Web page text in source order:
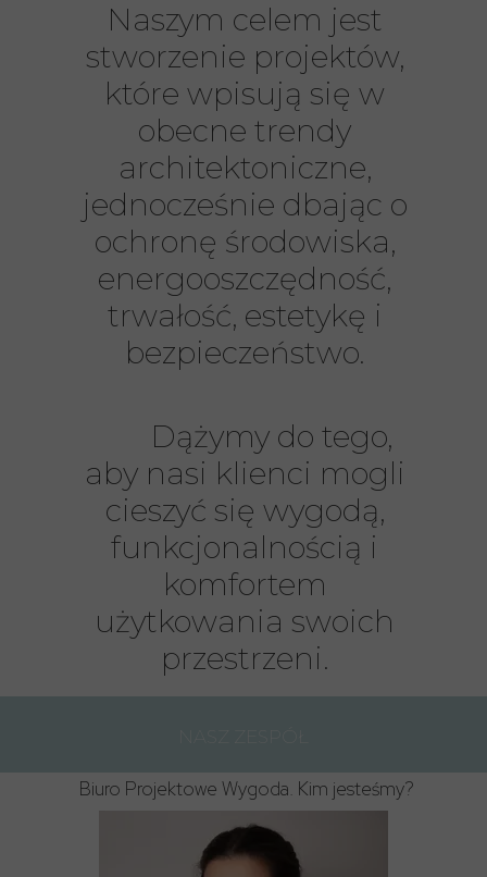
Naszym celem jest
stworzenie projektów,
które wpisują się w
obecne trendy
architektoniczne,
jednocześnie dbając o
ochronę środowiska,
energooszczędność,
trwałość, estetykę i
bezpieczeństwo.
Dążymy do tego,
aby nasi klienci mogli
cieszyć się wygodą,
funkcjonalnością i
komfortem
użytkowania swoich
przestrzeni.
Biuro Projektowe Wygoda. Kim jesteśmy?